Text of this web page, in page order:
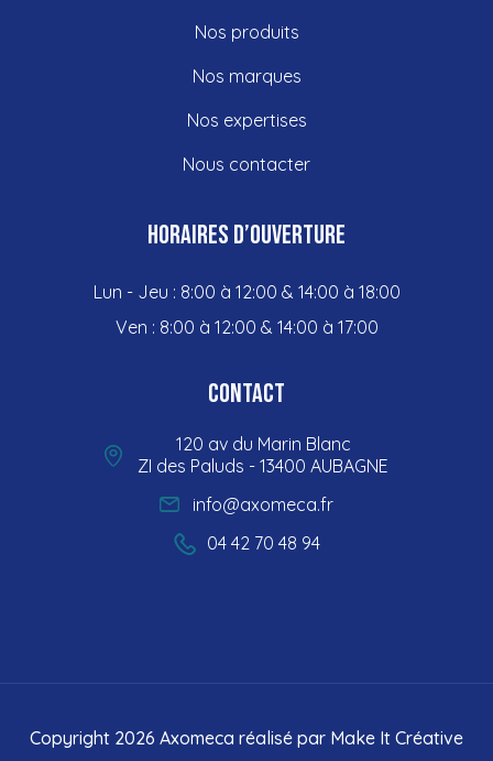
Nos produits
Nos marques
Nos expertises
Nous contacter
Horaires d’ouverture
Lun - Jeu : 8:00 à 12:00 & 14:00 à 18:00
Ven : 8:00 à 12:00 & 14:00 à 17:00
Contact
120 av du Marin Blanc
ZI des Paluds - 13400 AUBAGNE
info@axomeca.fr
04 42 70 48 94
Copyright 2026 Axomeca réalisé par Make It Créative